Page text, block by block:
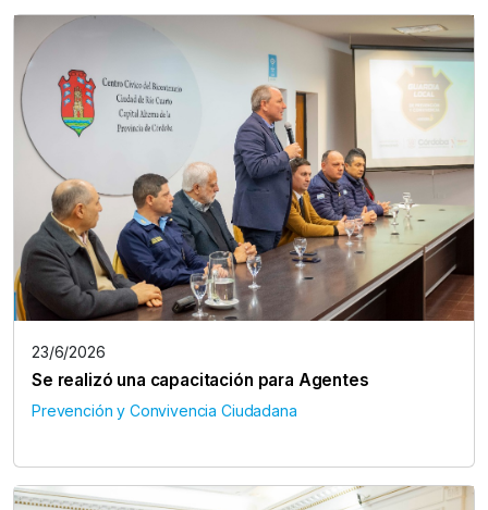
23/6/2026
Se realizó una capacitación para Agentes
Prevención y Convivencia Ciudadana